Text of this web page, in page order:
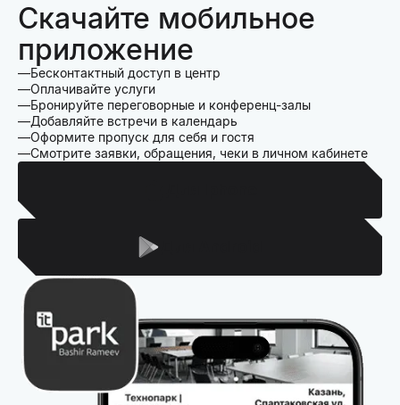
Скачайте мобильное
приложение
Бесконтактный доступ в центр
Оплачивайте услуги
Бронируйте переговорные и конференц-залы
Добавляйте встречи в календарь
Оформите пропуск для себя и гостя
Смотрите заявки, обращения, чеки в личном кабинете